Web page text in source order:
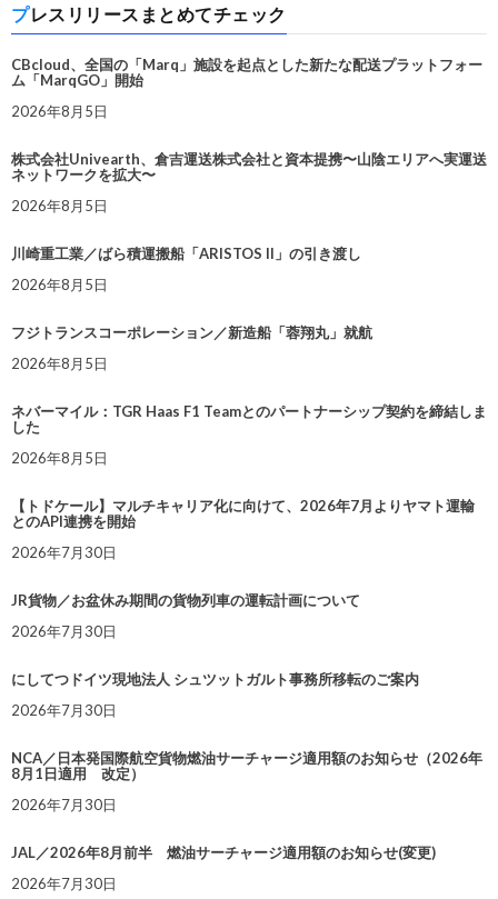
プレスリリースまとめてチェック
CBcloud、全国の「Marq」施設を起点とした新たな配送プラットフォー
ム「MarqGO」開始
2026年8月5日
株式会社Univearth、倉吉運送株式会社と資本提携〜山陰エリアへ実運送
ネットワークを拡大〜
2026年8月5日
川崎重工業／ばら積運搬船「ARISTOS II」の引き渡し
2026年8月5日
フジトランスコーポレーション／新造船「蓉翔丸」就航
2026年8月5日
ネバーマイル：TGR Haas F1 Teamとのパートナーシップ契約を締結しま
した
2026年8月5日
【トドケール】マルチキャリア化に向けて、2026年7月よりヤマト運輸
とのAPI連携を開始
2026年7月30日
JR貨物／お盆休み期間の貨物列車の運転計画について
2026年7月30日
にしてつドイツ現地法人 シュツットガルト事務所移転のご案内
2026年7月30日
NCA／日本発国際航空貨物燃油サーチャージ適用額のお知らせ（2026年
8月1日適用 改定）
2026年7月30日
JAL／2026年8月前半 燃油サーチャージ適用額のお知らせ(変更)
2026年7月30日